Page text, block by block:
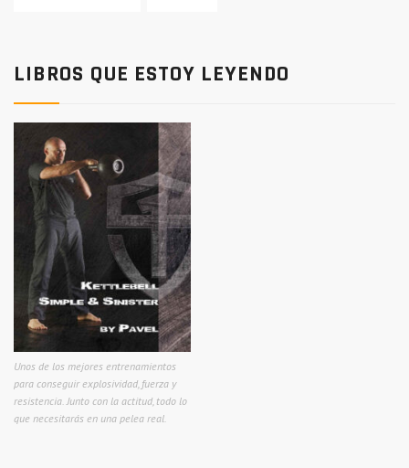
LIBROS QUE ESTOY LEYENDO
Unos de los mejores entrenamientos
para conseguir explosividad, fuerza y
resistencia. Junto con la actitud, todo lo
que necesitarás en una pelea real.